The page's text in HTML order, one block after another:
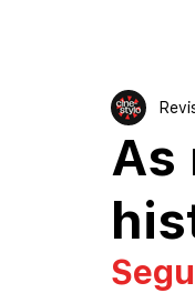
As